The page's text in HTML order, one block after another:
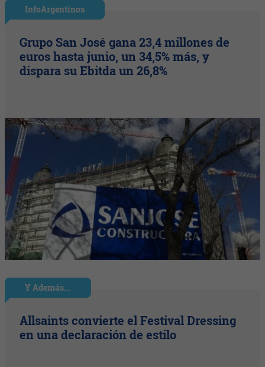
InfoArgentinos
Grupo San José gana 23,4 millones de
euros hasta junio, un 34,5% más, y
dispara su Ebitda un 26,8%
Y Además...
Allsaints convierte el Festival Dressing
en una declaración de estilo